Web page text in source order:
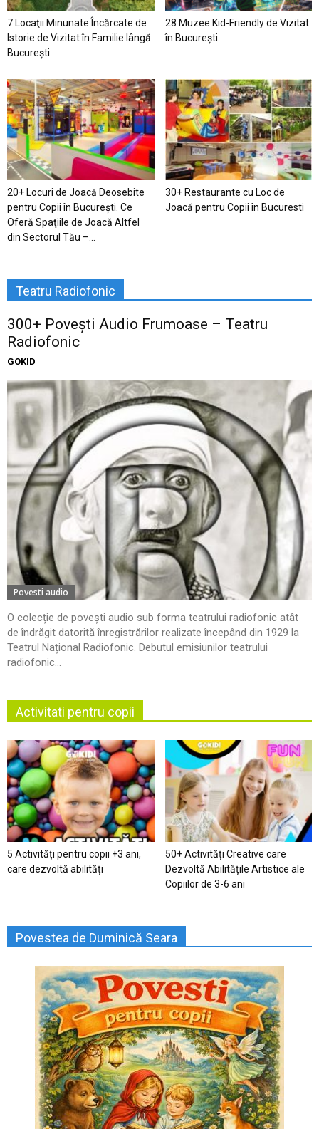
7 Locaţii Minunate Încărcate de
Istorie de Vizitat în Familie lângă
București
28 Muzee Kid-Friendly de Vizitat
în București
20+ Locuri de Joacă Deosebite
pentru Copii în Bucureşti. Ce
Oferă Spaţiile de Joacă Altfel
din Sectorul Tău –...
30+ Restaurante cu Loc de
Joacă pentru Copii în Bucuresti
Teatru Radiofonic
300+ Povești Audio Frumoase – Teatru
Radiofonic
GOKID
Povesti audio
O colecție de povești audio sub forma teatrului radiofonic atât
de îndrăgit datorită înregistrărilor realizate începând din 1929 la
Teatrul Național Radiofonic. Debutul emisiunilor teatrului
radiofonic...
Activitati pentru copii
5 Activități pentru copii +3 ani,
care dezvoltă abilități
50+ Activități Creative care
Dezvoltă Abilitățile Artistice ale
Copiilor de 3-6 ani
Povestea de Duminică Seara